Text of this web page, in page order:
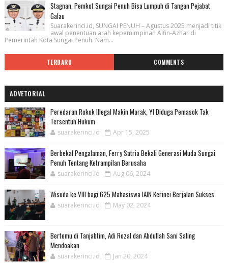
Stagnan, Pemkot Sungai Penuh Bisa Lumpuh di Tangan Pejabat
Galau
Suarakerinci.id, SUNGAI PENUH – Agustus 2025 menjadi titik
awal penentuan arah kepemimpinan Alfin-Azhar di
Pemerintah Kota Sungai Penuh. Nam...
TERBARU COMMENTS
ADVETORIAL
Peredaran Rokok Illegal Makin Marak, YI Diduga Pemasok Tak
Tersentuh Hukum
suarakerinci.id Apr 15, 2025
Berbekal Pengalaman, Ferry Satria Bekali Generasi Muda Sungai
Penuh Tentang Ketrampilan Berusaha
suarakerinci.id Aug 06, 2024
Wisuda ke VIII bagi 625 Mahasiswa IAIN Kerinci Berjalan Sukses
suarakerinci.id May 02, 2024
Bertemu di Tanjabtim, Adi Rozal dan Abdullah Sani Saling
Mendoakan
suarakerinci.id Jan 20, 2024